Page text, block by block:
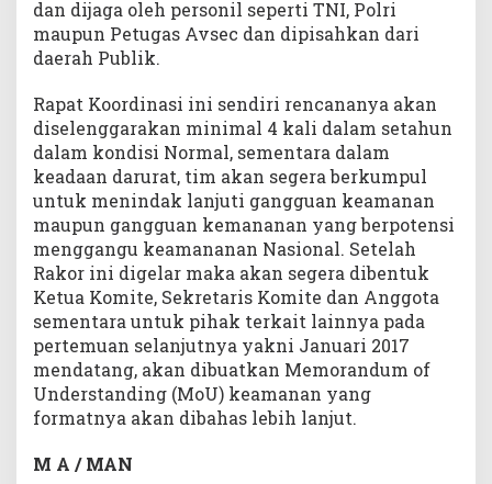
dan dijaga oleh personil seperti TNI, Polri
maupun Petugas Avsec dan dipisahkan dari
daerah Publik.
Rapat Koordinasi ini sendiri rencananya akan
diselenggarakan minimal 4 kali dalam setahun
dalam kondisi Normal, sementara dalam
keadaan darurat, tim akan segera berkumpul
untuk menindak lanjuti gangguan keamanan
maupun gangguan kemananan yang berpotensi
menggangu keamananan Nasional. Setelah
Rakor ini digelar maka akan segera dibentuk
Ketua Komite, Sekretaris Komite dan Anggota
sementara untuk pihak terkait lainnya pada
pertemuan selanjutnya yakni Januari 2017
mendatang, akan dibuatkan Memorandum of
Understanding (MoU) keamanan yang
formatnya akan dibahas lebih lanjut.
M A / MAN